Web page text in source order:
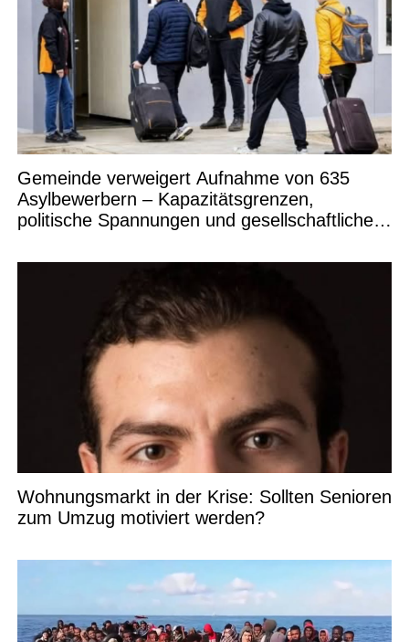
Gemeinde verweigert Aufnahme von 635
Asylbewerbern – Kapazitätsgrenzen,
politische Spannungen und gesellschaftliche
Wohnungsmarkt in der Krise: Sollten Senioren
zum Umzug motiviert werden?